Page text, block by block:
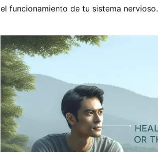
el funcionamiento de tu sistema nervioso.